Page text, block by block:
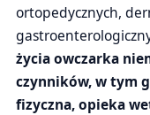
ortopedycznych,
życia owczarka
czynników, w tym
fizyczna, opieka